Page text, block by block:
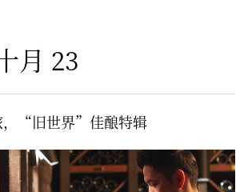
月 23
，“旧世界”佳酿特辑